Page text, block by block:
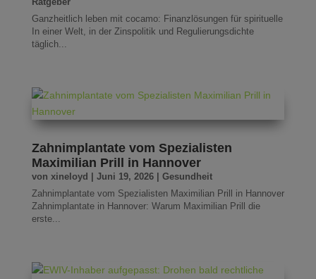
Ganzheitlich leben mit cocamo: Finanzlösungen für spirituelle
In einer Welt, in der Zinspolitik und Regulierungsdichte
täglich...
Zahnimplantate vom Spezialisten
Maximilian Prill in Hannover
von xineloyd Juni 19, 2026| Gesundheit
Zahnimplantate vom Spezialisten Maximilian Prill in Hannover
Zahnimplantate in Hannover: Warum Maximilian Prill die
erste...